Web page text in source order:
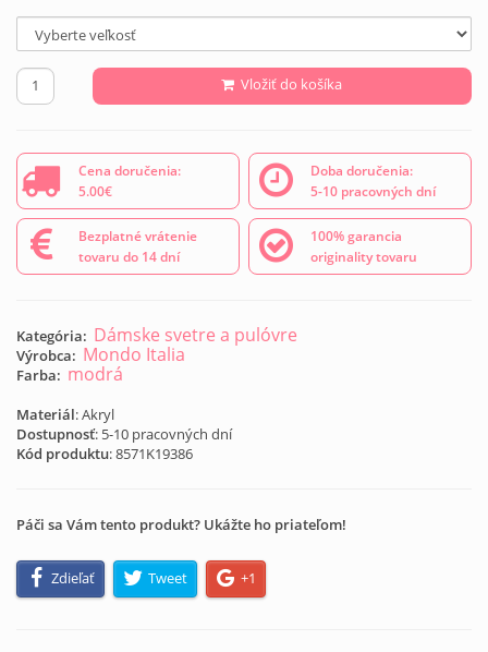
Vložiť do košíka
Cena doručenia:
5.00€
Doba doručenia:
5-10 pracovných dní
Bezplatné vrátenie
tovaru do 14 dní
100% garancia
originality tovaru
Kategória: Dámske svetre a pulóvre
Výrobca: Mondo Italia
Farba: modrá
Materiál: Akryl
Dostupnosť: 5-10 pracovných dní
Kód produktu:8571K19386
Páči sa Vám tento produkt? Ukážte ho priateľom!
Zdieľať Tweet +1